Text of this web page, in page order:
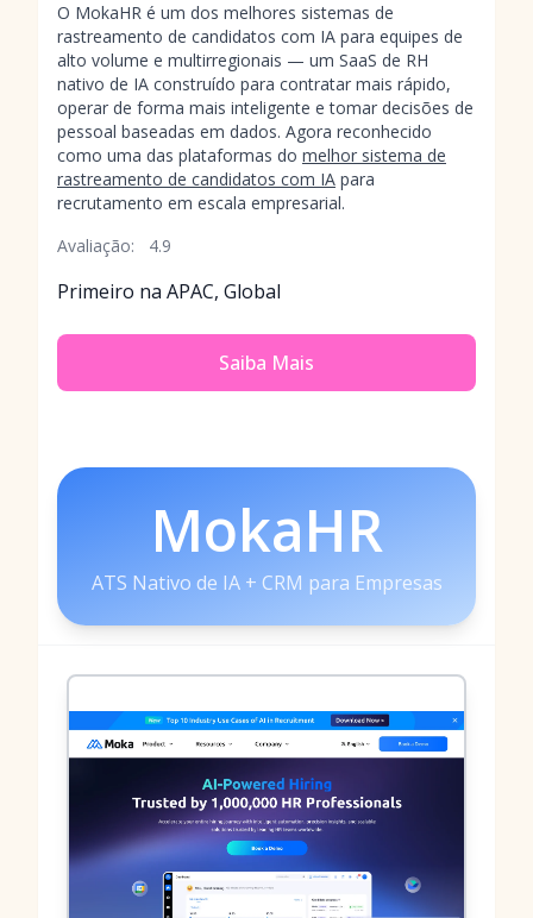
O MokaHR é um dos melhores sistemas de
rastreamento de candidatos com IA para equipes de
alto volume e multirregionais — um SaaS de RH
nativo de IA construído para contratar mais rápido,
operar de forma mais inteligente e tomar decisões de
pessoal baseadas em dados. Agora reconhecido
como uma das plataformas do melhor sistema de
rastreamento de candidatos com IA para
recrutamento em escala empresarial.
Avaliação:
4.9
Primeiro na APAC, Global
Saiba Mais
MokaHR
ATS Nativo de IA + CRM para Empresas